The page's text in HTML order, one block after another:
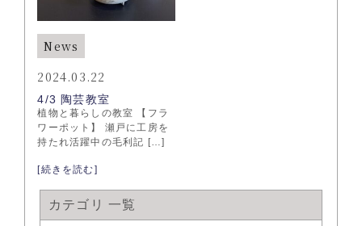
News
2024.03.22
4/3 陶芸教室
植物と暮らしの教室 【フラ
ワーポット】 瀬戸に工房を
持たれ活躍中の毛利記 […]
[続きを読む]
カテゴリ 一覧